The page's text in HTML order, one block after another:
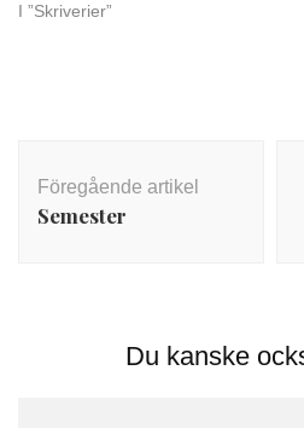
I ”Skriverier”
Föregående artikel
Semester
Du kanske